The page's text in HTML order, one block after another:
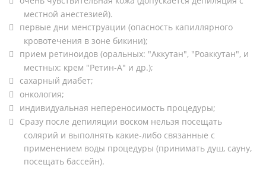
местной анестезией).
первые дни менструации (опасность капиллярного
кровотечения в зоне бикини);
прием ретиноидов (оральных: "Аккутан", "Роаккутан", и
местных: крем "Ретин-А" и др.);
сахарный диабет;
онкология;
индивидуальная непереносимость процедуры;
Сразу после депиляции воском нельзя посещать
солярий и выполнять какие-либо связанные с
применением воды процедуры (принимать душ, сауну,
посещать бассейн).